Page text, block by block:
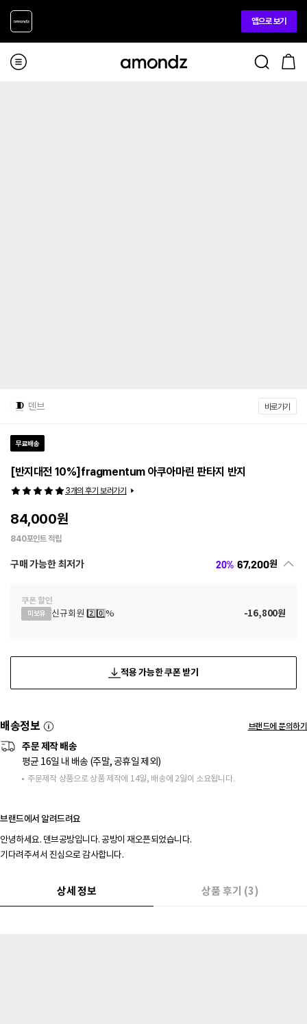
앱으로 보기
덴브 바로가기
무료배송
[반지대전 10%]fragmentum 아쿠아마린 판타지 반지
3개의 후기 보러가기
84,000원
840포인트 적립
구매 가능한 최저가 20% 67,200원
쿠폰 할인
미보유 신규회원 2️⃣0️⃣% -16,800원
적용 가능한 쿠폰 받기
배송정보 브랜드에 문의하기
주문 제작 배송
평균 16일 내 배송 (주말, 공휴일 제외)
주문제작 상품으로 상품 제작에 14일, 배송에 2일이 소요됩니다.
브랜드에서 알려드려요
안녕하세요. 덴브공방입니다. 공방이 재오픈되었습니다.
기다려주셔서 진심으로 감사합니다.
상세 정보 상품 후기 (3)